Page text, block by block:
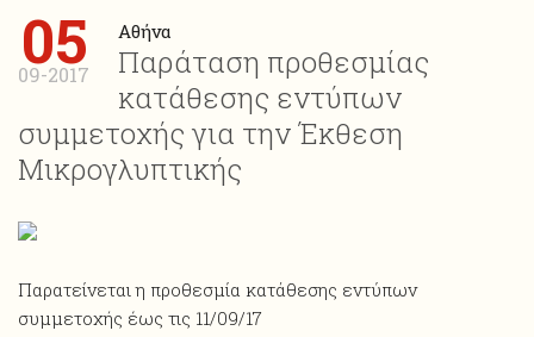
05
09-2017
Αθήνα
Παράταση προθεσμίας
κατάθεσης εντύπων
συμμετοχής για την Έκθεση
Μικρογλυπτικής
Παρατείνεται η προθεσμία κατάθεσης εντύπων
συμμετοχής έως τις 11/09/17